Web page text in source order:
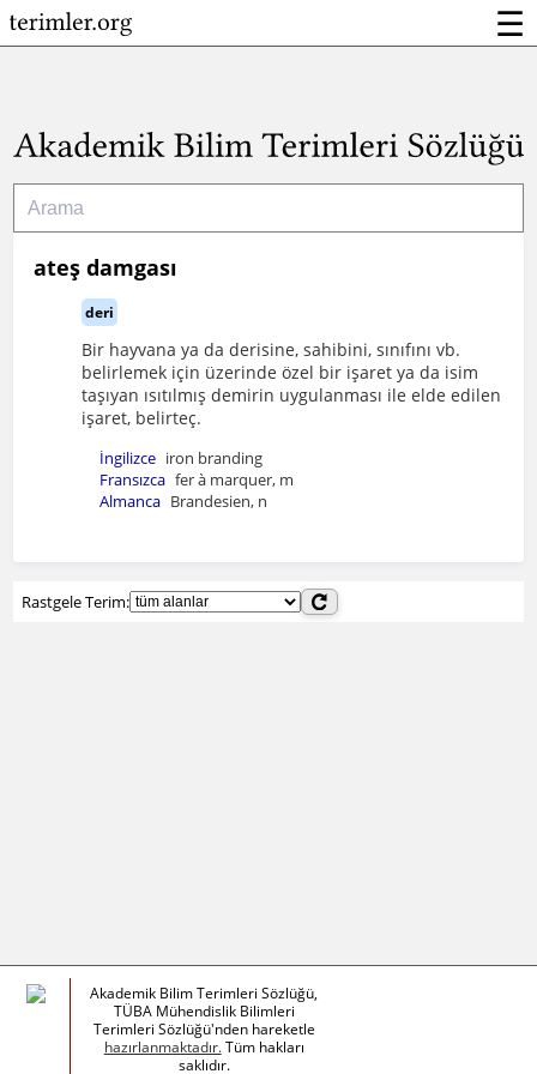
☰
ateş damgası
deri
Bir hayvana ya da derisine, sahibini, sınıfını vb.
belirlemek için üzerinde özel bir işaret ya da isim
taşıyan ısıtılmış demirin uygulanması ile elde edilen
işaret, belirteç.
İngilizce iron branding
Fransızca fer à marquer, m
Almanca Brandesien, n
Rastgele Terim:
Akademik Bilim Terimleri Sözlüğü,
TÜBA Mühendislik Bilimleri
Terimleri Sözlüğü'nden hareketle
hazırlanmaktadır.Tüm hakları
saklıdır.